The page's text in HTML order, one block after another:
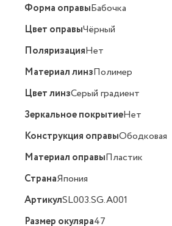
Форма оправыБабочка
Цвет оправыЧёрный
ПоляризацияНет
Материал линзПолимер
Цвет линзСерый градиент
Зеркальное покрытиеНет
Конструкция оправыОбодковая
Материал оправыПластик
СтранаЯпония
АртикулSL003.SG.A001
Размер окуляра47